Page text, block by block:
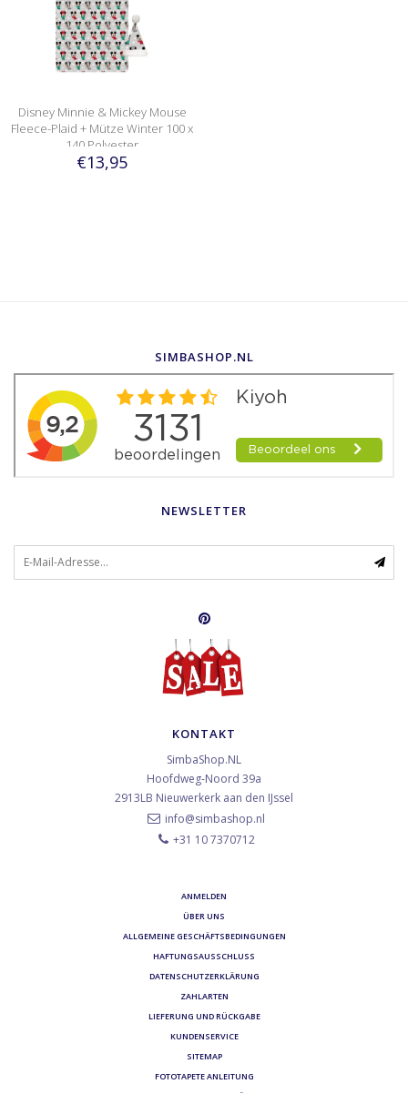
Disney Minnie & Mickey Mouse
Fleece-Plaid + Mütze Winter 100 x
140 Polyester
€13,95
SIMBASHOP.NL
NEWSLETTER
KONTAKT
SimbaShop.NL
Hoofdweg-Noord 39a
2913LB Nieuwerkerk aan den IJssel
info@simbashop.nl
+31 10 7370712
ANMELDEN
ÜBER UNS
ALLGEMEINE GESCHÄFTSBEDINGUNGEN
HAFTUNGSAUSSCHLUSS
DATENSCHUTZERKLÄRUNG
ZAHLARTEN
LIEFERUNG UND RÜCKGABE
KUNDENSERVICE
SITEMAP
FOTOTAPETE ANLEITUNG